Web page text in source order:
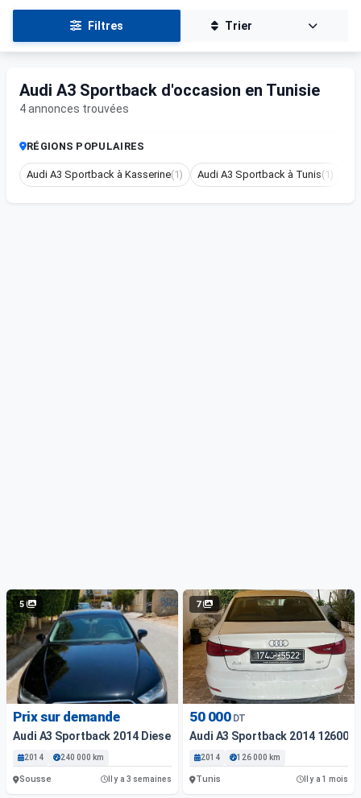
Filtres Trier
Audi A3 Sportback d'occasion en Tunisie
4 annonces trouvées
RÉGIONS POPULAIRES
Audi A3 Sportback à Kasserine(1) Audi A3 Sportback à Tunis(1)
5
Prix sur demande
Audi A3 Sportback 2014 Diesel
2014 240 000 km
Sousse Il y a 3 semaines
7
50 000 DT
Audi A3 Sportback 2014 126000
2014 126 000 km
Tunis Il y a 1 mois